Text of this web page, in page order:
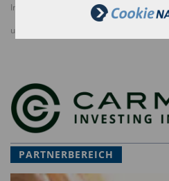
In diesem Dokument enthaltene
und ohne Vorankündigung geändert
PARTNERBEREICH